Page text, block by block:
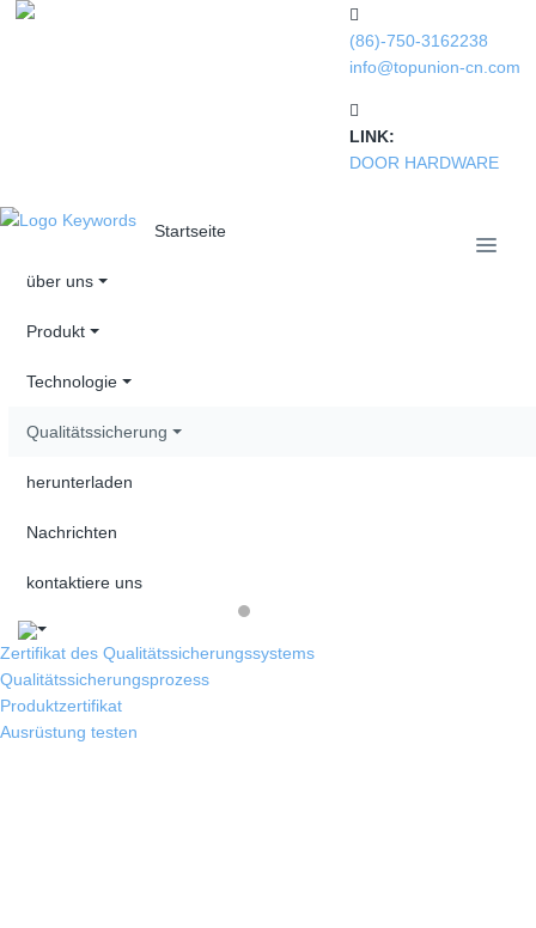
(86)-750-3162238
info@topunion-cn.com
LINK:
DOOR HARDWARE
Startseite
über uns
Produkt
Technologie
Qualitätssicherung
herunterladen
Nachrichten
kontaktiere uns
Zertifikat des Qualitätssicherungssystems
Qualitätssicherungsprozess
Produktzertifikat
Ausrüstung testen